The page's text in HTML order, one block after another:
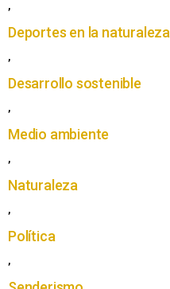
,
Deportes en la naturaleza
,
Desarrollo sostenible
,
Medio ambiente
,
Naturaleza
,
Política
,